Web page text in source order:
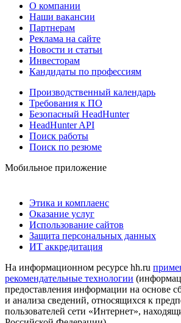
О компании
Наши вакансии
Партнерам
Реклама на сайте
Новости и статьи
Инвесторам
Кандидаты по профессиям
Производственный календарь
Требования к ПО
Безопасный HeadHunter
HeadHunter API
Поиск работы
Поиск по резюме
Мобильное приложение
Этика и комплаенс
Оказание услуг
Использование сайтов
Защита персональных данных
ИТ аккредитация
На информационном ресурсе hh.ru
рекомендательные технологии
предоставления информации на основе
и анализа сведений, относящихся к
пользователей сети «Интернет»,